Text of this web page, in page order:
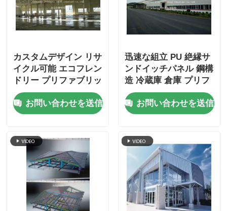
カスタムデザイン リサ
イクル可能 エコフレン
ドリー プリファブリッ
ク 鋼鉄構造 航空機 ハ
ンガー 建物 CE ISO 認
証
お問い合わせを送信
迅速な組立 PU 絶縁サ
ンドイッチパネル 鋼構
造 冷蔵庫 倉庫 プリフ
ァブ ボルト 接続ビル
お問い合わせを送信